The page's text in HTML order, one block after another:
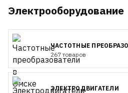
Электрооборудование
ЧАСТОТНЫЕ
267 товаров
ЭЛЕКТРОДВИГАТЕЛИ